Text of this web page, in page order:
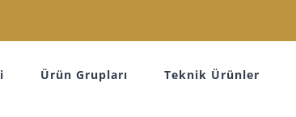
Ürün Grupları Teknik Ürünler